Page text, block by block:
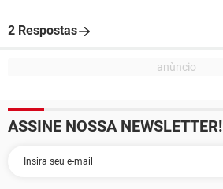
2 Respostas
ASSINE NOSSA NEWSLETTER!